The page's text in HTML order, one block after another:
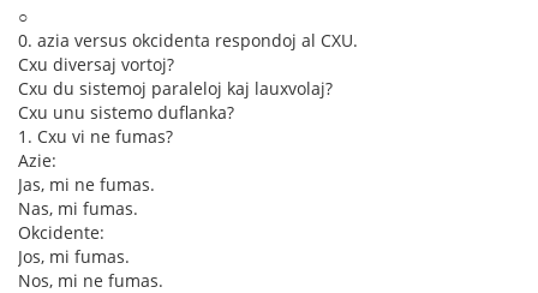
○
0. azia versus okcidenta respondoj al CXU.
Cxu diversaj vortoj?
Cxu du sistemoj paraleloj kaj lauxvolaj?
Cxu unu sistemo duflanka?
1. Cxu vi ne fumas?
Azie:
Jas, mi ne fumas.
Nas, mi fumas.
Okcidente:
Jos, mi fumas.
Nos, mi ne fumas.